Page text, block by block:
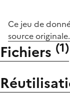
Ce jeu de
source originale.
Fichiers (1)